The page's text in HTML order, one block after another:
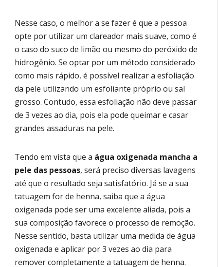
Nesse caso, o melhor a se fazer é que a pessoa
opte por utilizar um clareador mais suave, como é
o caso do suco de limão ou mesmo do peróxido de
hidrogênio. Se optar por um método considerado
como mais rápido, é possível realizar a esfoliação
da pele utilizando um esfoliante próprio ou sal
grosso. Contudo, essa esfoliação não deve passar
de 3 vezes ao dia, pois ela pode queimar e casar
grandes assaduras na pele.
Tendo em vista que a água oxigenada mancha a
pele das pessoas, será preciso diversas lavagens
até que o resultado seja satisfatório. Já se a sua
tatuagem for de henna, saiba que a água
oxigenada pode ser uma excelente aliada, pois a
sua composição favorece o processo de remoção.
Nesse sentido, basta utilizar uma medida de água
oxigenada e aplicar por 3 vezes ao dia para
remover completamente a tatuagem de henna.